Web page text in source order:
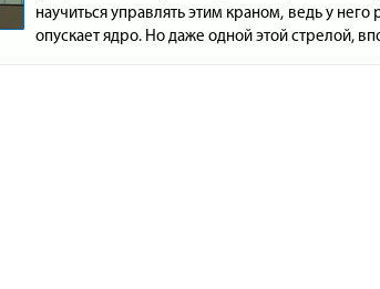
научиться управлять этим краном, ведь у
опускает ядро. Но даже одной этой стрелой,